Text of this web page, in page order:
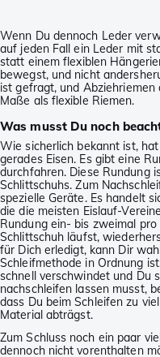
Wenn Du dennoch Leder
auf jeden Fall ein Leder mit
statt einem flexiblen
bewegst, und nicht
ist gefragt, und
Maße als flexible Riemen.
Was musst Du noch
Wie sicherlich bekannt ist,
gerades Eisen. Es gibt eine
durchfahren. Diese Rundung
Schlittschuhs. Zum
spezielle Geräte. Es handelt
die die meisten Eislauf-
Rundung ein- bis zweimal
Schlittschuh läufst,
für Dich erledigt, kann Dir
Schleifmethode in Ordnung
schnell verschwindet und Du
nachschleifen lassen musst,
dass Du beim Schleifen zu
Material abträgst.
Zum Schluss noch ein paar
dennoch nicht vorenthalten